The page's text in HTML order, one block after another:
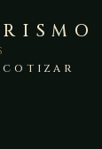
COTIZAR